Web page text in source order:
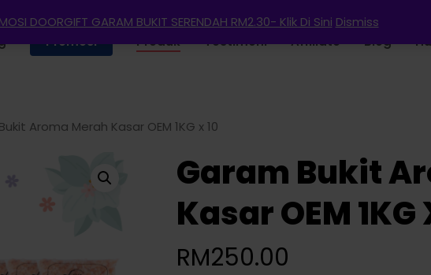
DOORGIFT GARAM BUKIT SERENDAH RM2.30- Klik Di Sini Dismiss
Promosi Produk Testimoni Affiliate Blog
Aroma Merah Kasar OEM 1KG x 10
Garam Bukit
Kasar OEM 1KG
RM250.00